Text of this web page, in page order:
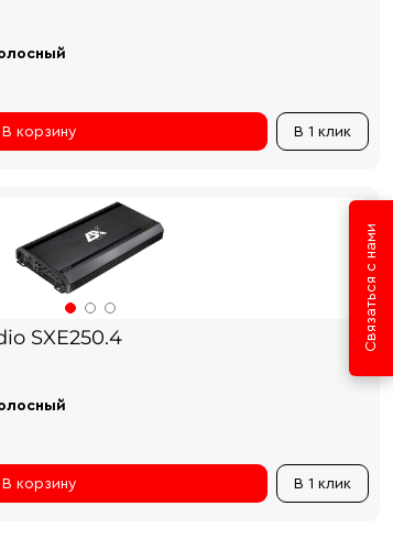
В 1 клик
В корзину
SXE250.4
В 1 клик
В корзину
Связаться с нами